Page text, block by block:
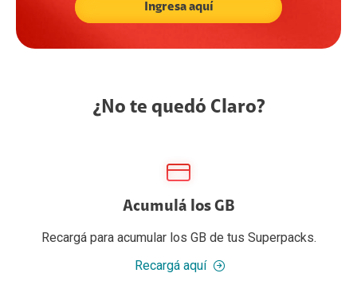
Ingresa aquí
¿No te quedó Claro?
Acumulá los GB
Recargá para acumular los GB de tus Superpacks.
Recargá aquí